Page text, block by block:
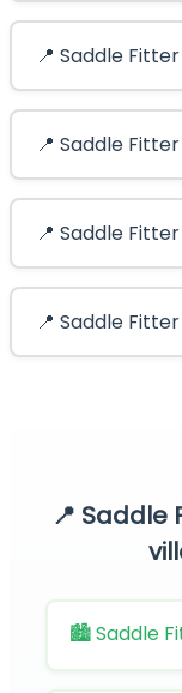
📍 Saddle
📍 Saddle
📍 Saddle
📍 Saddle
📍 Saddle
🏙️ Saddle